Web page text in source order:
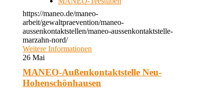
https://maneo.de/maneo-
arbeit/gewaltpraevention/maneo-
aussenkontaktstellen/maneo-aussenkontaktstelle-
marzahn-nord/
Weitere Informationen
26 Mai
MANEO-Außenkontaktstelle Neu-
Hohenschönhausen